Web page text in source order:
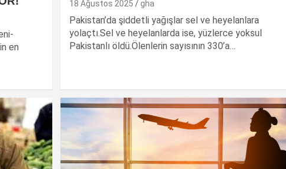
en
18 Ağustos 2025 gha
Pakistan’da şiddetli yağışlar sel ve heyelanlara
yolaçtı.Sel ve heyelanlarda ise, yüzlerce yoksul
Pakistanlı öldü.Ölenlerin sayısının 330’a…